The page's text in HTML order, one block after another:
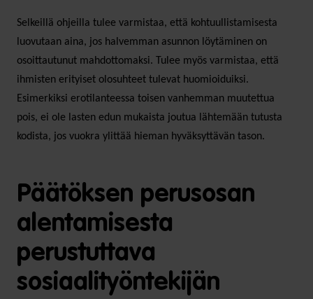
Selkeillä ohjeilla tulee varmistaa, että kohtuullistamisesta
luovutaan aina, jos halvemman asunnon löytäminen on
osoittautunut mahdottomaksi. Tulee myös varmistaa, että
ihmisten erityiset olosuhteet tulevat huomioiduiksi.
Esimerkiksi erotilanteessa toisen vanhemman muutettua
pois, ei ole lasten edun mukaista joutua lähtemään tutusta
kodista, jos vuokra ylittää hieman hyväksyttävän tason.
Päätöksen perusosan
alentamisesta
perustuttava
sosiaalityöntekijän